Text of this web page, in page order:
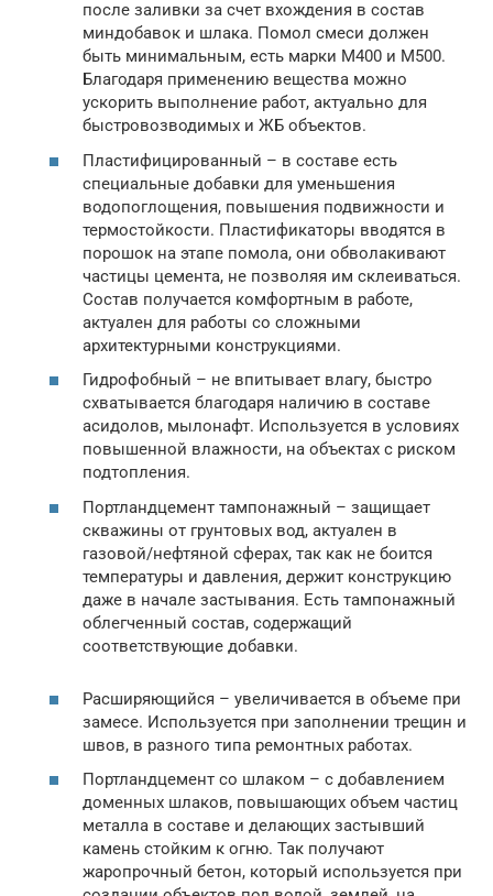
после заливки за счет вхождения в состав
миндобавок и шлака. Помол смеси должен
быть минимальным, есть марки М400 и М500.
Благодаря применению вещества можно
ускорить выполнение работ, актуально для
быстровозводимых и ЖБ объектов.
Пластифицированный – в составе есть
специальные добавки для уменьшения
водопоглощения, повышения подвижности и
термостойкости. Пластификаторы вводятся в
порошок на этапе помола, они обволакивают
частицы цемента, не позволяя им склеиваться.
Состав получается комфортным в работе,
актуален для работы со сложными
архитектурными конструкциями.
Гидрофобный – не впитывает влагу, быстро
схватывается благодаря наличию в составе
асидолов, мылонафт. Используется в условиях
повышенной влажности, на объектах с риском
подтопления.
Портландцемент тампонажный – защищает
скважины от грунтовых вод, актуален в
газовой/нефтяной сферах, так как не боится
температуры и давления, держит конструкцию
даже в начале застывания. Есть тампонажный
облегченный состав, содержащий
соответствующие добавки.
Расширяющийся – увеличивается в объеме при
замесе. Используется при заполнении трещин и
швов, в разного типа ремонтных работах.
Портландцемент со шлаком – с добавлением
доменных шлаков, повышающих объем частиц
металла в составе и делающих застывший
камень стойким к огню. Так получают
жаропрочный бетон, который используется при